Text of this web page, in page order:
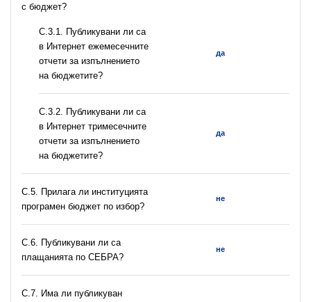
с бюджет?
С.3.1. Публикувани ли са
в Интернет ежемесечните
отчети за изпълнението
на бюджетите?
да
С.3.2. Публикувани ли са
в Интернет тримесечните
отчети за изпълнението
на бюджетите?
да
С.5. Прилага ли институцията
програмен бюджет по избор?
не
С.6. Публикувани ли са
плащанията по СЕБРА?
не
С.7. Има ли публикуван